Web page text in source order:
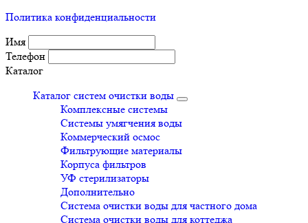
Политика конфиденциальности
Имя
Телефон
Каталог
Каталог систем очистки воды
Комплексные системы
Системы умягчения воды
Коммерческий осмос
Фильтрующие материалы
Корпуса фильтров
УФ стерилизаторы
Дополнительно
Система очистки воды для частного дома
Система очистки воды для коттеджа